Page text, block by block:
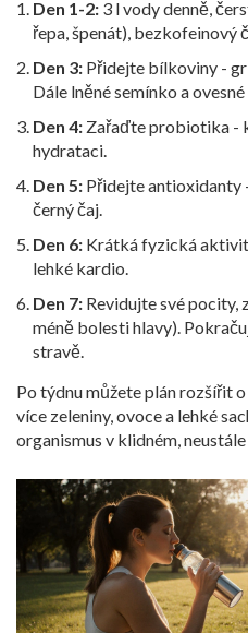
Den 1-2: 3 l vody denně,
řepa, špenát), bezkofeinový
Den 3: Přidejte bílkoviny -
Dále lněné semínko a
Den 4: Zařaďte probiotika -
hydrataci.
Den 5: Přidejte antioxidanty
černý čaj.
Den 6: Krátká fyzická
lehké kardio.
Den 7: Revidujte své pocity,
méně bolesti hlavy).
stravě.
Po týdnu můžete plán rozšířit
více zeleniny, ovoce a lehké
organismus v klidném,